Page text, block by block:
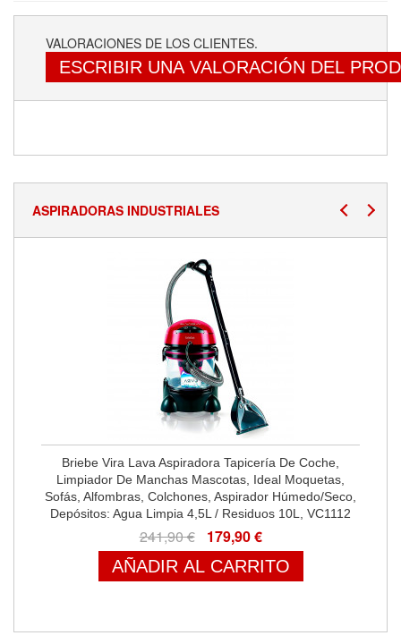
VALORACIONES DE LOS CLIENTES.
ESCRIBIR UNA VALORACIÓN DEL
ASPIRADORAS INDUSTRIALES
Briebe Vira Lava Aspiradora Tapicería De Coche,
Limpiador De Manchas Mascotas, Ideal Moquetas,
Sofás, Alfombras, Colchones, Aspirador Húmedo/Seco,
Depósitos: Agua Limpia 4,5L / Residuos 10L, VC1112
241,90 € 179,90 €
AÑADIR AL CARRITO